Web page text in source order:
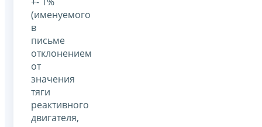
(именуемого
в
письме
отклонением
от
значения
тяги
реактивного
двигателя,